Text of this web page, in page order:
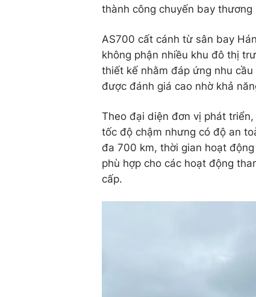
thành công chuyến bay
AS700 cất cánh từ sân bay
không phận nhiều khu đô thị
thiết kế nhằm đáp ứng nhu
được đánh giá cao nhờ khả
Theo đại diện đơn vị phát
tốc độ chậm nhưng có độ an
đa 700 km, thời gian hoạt
phù hợp cho các hoạt động
cấp.